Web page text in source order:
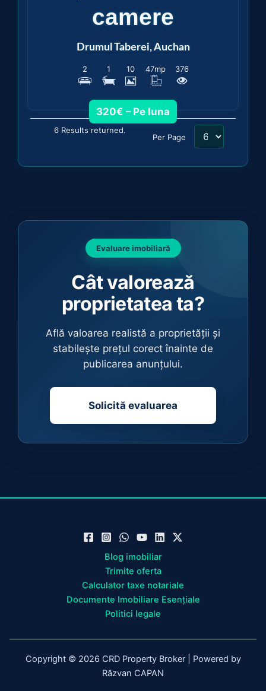
camere
Drumul Taberei, Auchan
2 1 10 47mp 376
320€ – Pe luna
6 Results returned.
Per Page
Evaluare imobiliară
Cât valorează
proprietatea ta?
Află valoarea realistă a proprietății și
stabilește prețul corect înainte de
publicarea anunțului.
Solicită evaluarea
Blog imobiliar
Trimite oferta
Calculator taxe notariale
Documente Imobiliare Esențiale
Politici legale
Copyright © 2026 CRD Property Broker | Powered by
Răzvan CAPAN